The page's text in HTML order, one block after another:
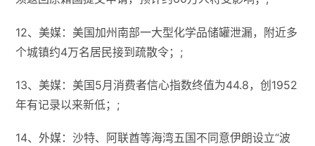
12、美媒：美国加州南部一大型化学品储罐泄漏，附近多
个城镇约4万名居民接到疏散令；;
13、美媒：美国5月消费者信心指数终值为44.8，创1952
年有记录以来新低；;
14、外媒：沙特、阿联酋等海湾五国不同意伊朗设立“波